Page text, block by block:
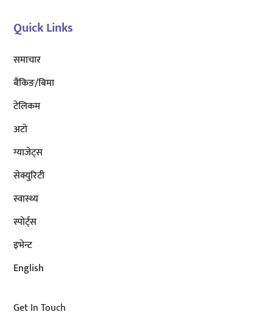
Quick Links
समाचार
बैंकिङ/बिमा
टेलिकम
अटाे
ग्याजेट्स
सेक्युरिटी
स्वास्थ्य
स्पोर्ट्स
इभेन्ट
English
Get In Touch